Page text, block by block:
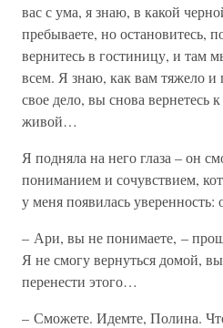
вас с ума, я знаю, в какой
пребываете, но остановитесь,
вернитесь в гостиницу, и там
всем. Я знаю, как вам тяжело и
свое дело, вы снова вернетесь
живой…
Я подняла на него глаза – он
пониманием и сочувствием,
у меня появилась уверенность:
– Ари, вы не понимаете, –
Я не смогу вернуться домой,
перенести этого…
– Сможете. Идемте, Полина.